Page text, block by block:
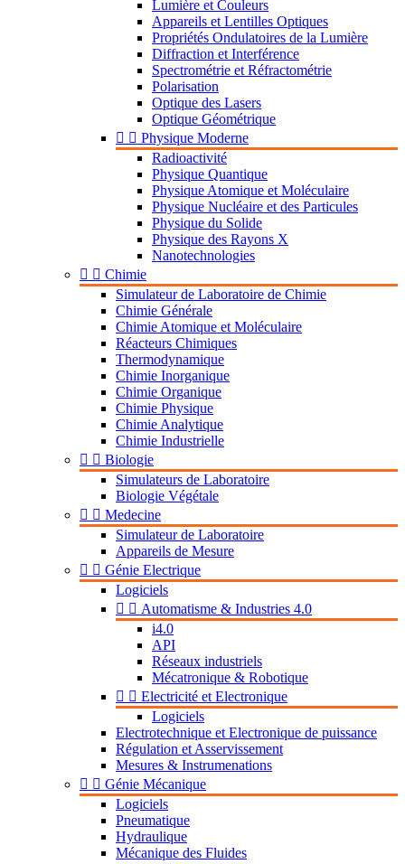
Lumière et Couleurs
Appareils et Lentilles Optiques
Propriétés Ondulatoires de la Lumière
Diffraction et Interférence
Spectrométrie et Réfractométrie
Polarisation
Optique des Lasers
Optique Géométrique
  Physique Moderne
Radioactivité
Physique Quantique
Physique Atomique et Moléculaire
Physique Nucléaire et des Particules
Physique du Solide
Physique des Rayons X
Nanotechnologies
  Chimie
Simulateur de Laboratoire de Chimie
Chimie Générale
Chimie Atomique et Moléculaire
Réacteurs Chimiques
Thermodynamique
Chimie Inorganique
Chimie Organique
Chimie Physique
Chimie Analytique
Chimie Industrielle
  Biologie
Simulateurs de Laboratoire
Biologie Végétale
  Medecine
Simulateur de Laboratoire
Appareils de Mesure
  Génie Electrique
Logiciels
  Automatisme & Industries 4.0
i4.0
API
Réseaux industriels
Mécatronique & Robotique
  Electricité et Electronique
Logiciels
Electrotechnique et Electronique de puissance
Régulation et Asservissement
Mesures & Instrumenations
  Génie Mécanique
Logiciels
Pneumatique
Hydraulique
Mécanique des Fluides